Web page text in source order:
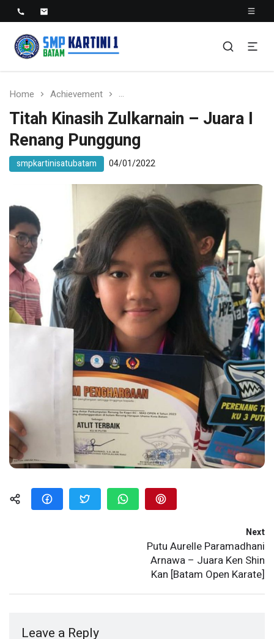
Home Achievement Titah Kinasih Zulkarnain – Juara I
Titah Kinasih Zulkarnain – Juara I
Renang Punggung
smpkartinisatubatam 04/01/2022
Next
Putu Aurelle Paramadhani
Arnawa – Juara Ken Shin
Kan [Batam Open Karate]
Leave a Reply